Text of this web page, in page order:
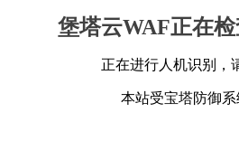
堡塔云WAF正在
正在进行人机识别，
本站受宝塔防御系